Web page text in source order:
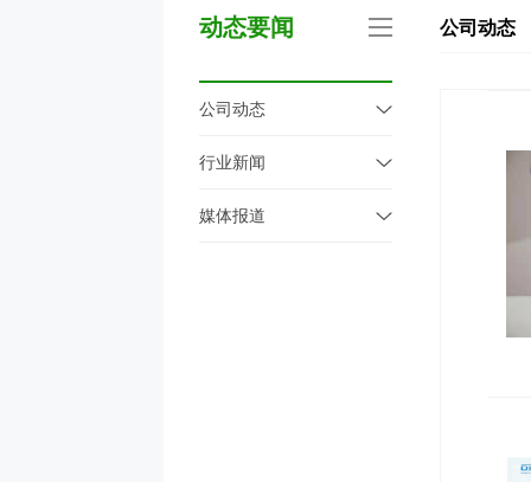
动态要闻
公司动态
行业新闻
媒体报道
公司动态